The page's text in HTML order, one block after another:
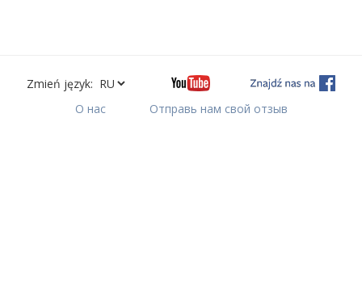
Zmień język:
О нас
Отправь нам свой отзыв